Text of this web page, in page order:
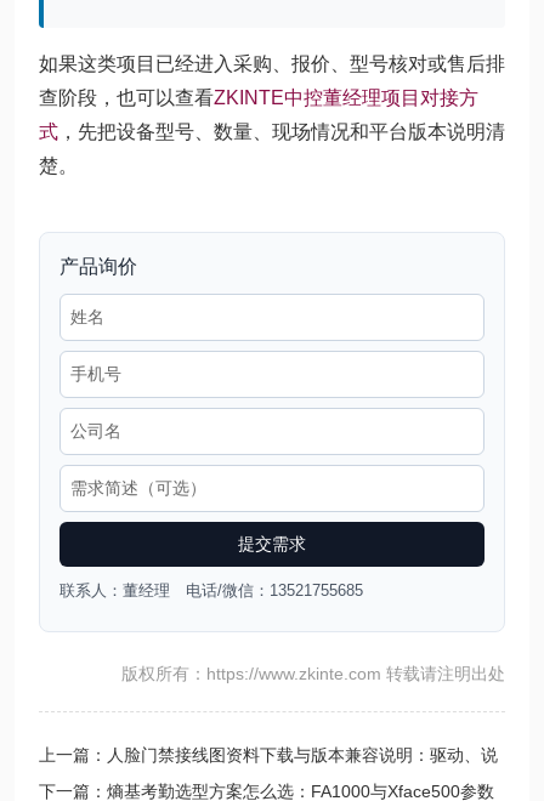
如果这类项目已经进入采购、报价、型号核对或售后排
查阶段，也可以查看ZKINTE中控董经理项目对接方
式 ，先把设备型号、数量、现场情况和平台版本说明清
楚。
产品询价
提交需求
联系人：董经理 电话/微信：13521755685
版权所有：https://www.zkinte.com 转载请注明出处
上一篇：人脸门禁接线图资料下载与版本兼容说明：驱动、说
明书
下一篇：熵基考勤选型方案怎么选：FA1000与Xface500参数